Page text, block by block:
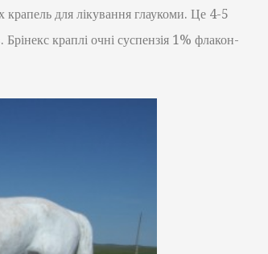
крапель для лікування глаукоми. Це 4-5
Брінекс краплі очні суспензія 1% флакон-